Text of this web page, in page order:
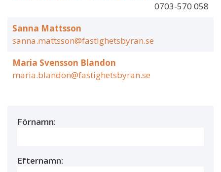
0703-570 058
Sanna Mattsson
sanna.mattsson@fastighetsbyran.se
Maria Svensson Blandon
maria.blandon@fastighetsbyran.se
Förnamn:
Efternamn: